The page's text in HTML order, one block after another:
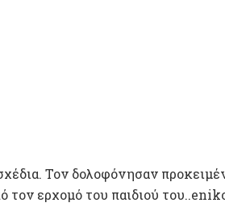
Τον δολοφόνησαν
τον ερχομό του παιδιού